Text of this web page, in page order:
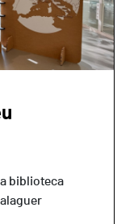
biblioteca